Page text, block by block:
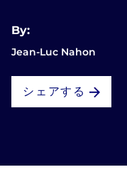
By:
Jean-Luc Nahon
シェアする